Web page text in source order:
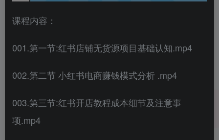
课程内容：
001.第一节:红书店铺无货源项目基础认知.mp4
002.第二节 小红书电商赚钱模式分析 .mp4
003.第三节:红书开店教程成本细节及注意事
项.mp4